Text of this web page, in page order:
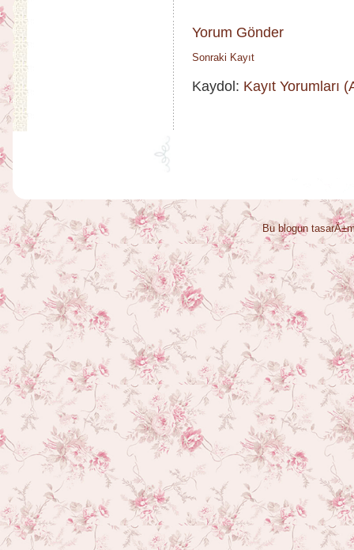
Yorum Gönder
Sonraki Kayıt
Kaydol: Kayıt Yorumları
Bu blogun